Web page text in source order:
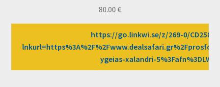
80.00 €
https://go.linkwi.se/z/269-0/CD2589/
ygeias-xalandri-5%3Fafn%3DLW